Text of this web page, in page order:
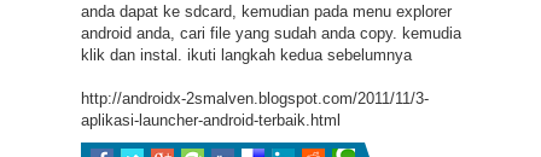
anda dapat ke sdcard, kemudian pada menu explorer
android anda, cari file yang sudah anda copy. kemudia
klik dan instal. ikuti langkah kedua sebelumnya
http://androidx-2smalven.blogspot.com/2011/11/3-
aplikasi-launcher-android-terbaik.html